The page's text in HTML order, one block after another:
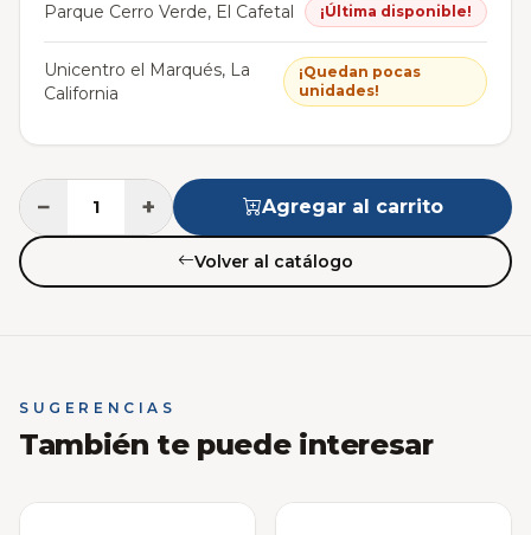
Parque Cerro Verde, El Cafetal ¡Última disponible!
Unicentro el Marqués, La
California
¡Quedan pocas
unidades!
− + Agregar al carrito
Volver al catálogo
SUGERENCIAS
También te puede interesar